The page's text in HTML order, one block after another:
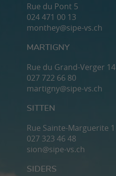
Rue du Pont 5
024 471 00 13
monthey@sipe-vs.ch
MARTIGNY
Rue du Grand-Verger 14
027 722 66 80
martigny@sipe-vs.ch
SITTEN
Rue Sainte-Marguerite 1
027 323 46 48
sion@sipe-vs.ch
SIDERS